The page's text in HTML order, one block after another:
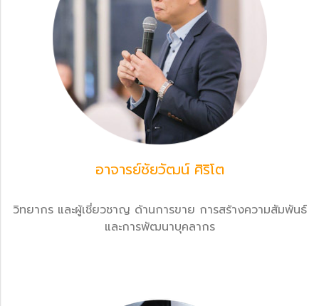
อาจารย์ชัยวัฒน์ ศิริโต
วิทยากร และผู้เชี่ยวชาญ ด้านการขาย การสร้างความสัมพันธ์
และการพัฒนาบุคลากร